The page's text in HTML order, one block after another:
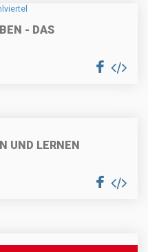
- DAS
UND LERNEN